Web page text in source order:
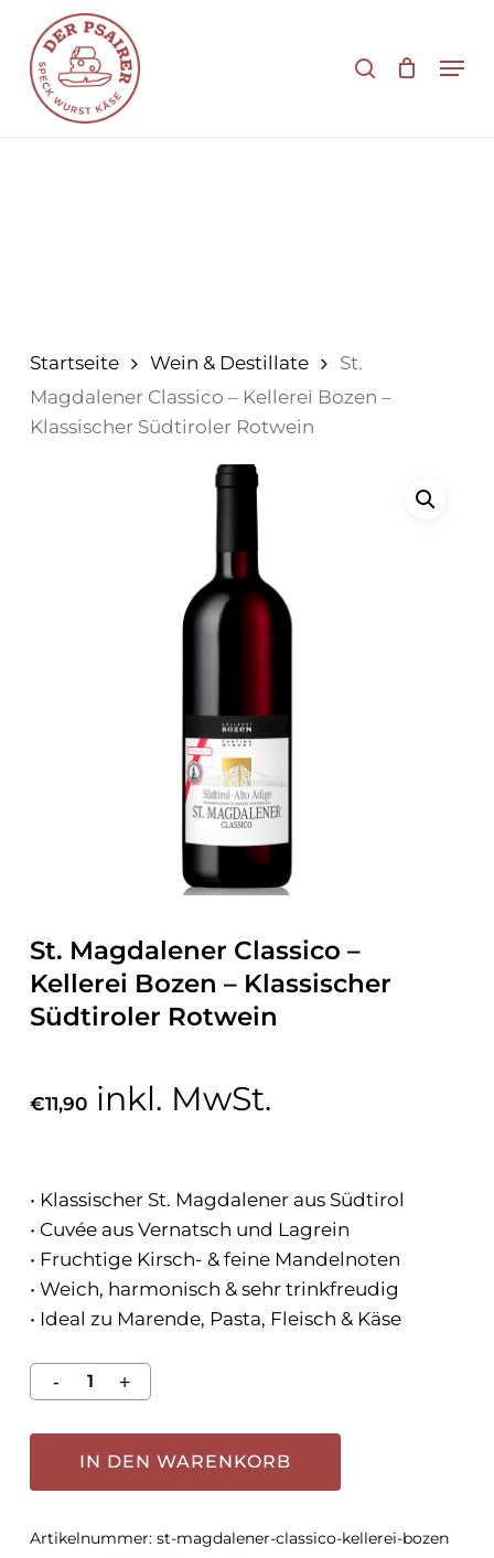
Hauptinhalt
springen
Startseite Wein & Destillate
St.
Magdalener Classico – Kellerei Bozen –
Klassischer Südtiroler Rotwein
St. Magdalener Classico –
Kellerei Bozen – Klassischer
Südtiroler Rotwein
€11,90 inkl. MwSt.
• Klassischer St. Magdalener aus Südtirol
• Cuvée aus Vernatsch und Lagrein
• Fruchtige Kirsch- & feine Mandelnoten
• Weich, harmonisch & sehr trinkfreudig
• Ideal zu Marende, Pasta, Fleisch & Käse
IN DEN WARENKORB
Artikelnummer: st-magdalener-classico-kellerei-bozen